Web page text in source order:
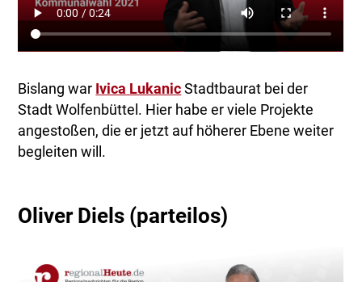
Bislang war Ivica Lukanic Stadtbaurat bei der
Stadt Wolfenbüttel. Hier habe er viele Projekte
angestoßen, die er jetzt auf höherer Ebene weiter
begleiten will.
Oliver Diels (parteilos)